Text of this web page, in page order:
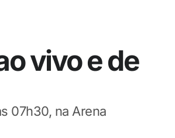
vivo e de
07h30, na Arena